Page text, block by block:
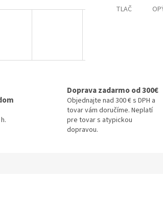
TLAČ
Doprava zadarmo od 300€
Objednajte nad 300 € s DPH a
tovar vám doručíme. Neplatí
pre tovar s atypickou
dopravou.